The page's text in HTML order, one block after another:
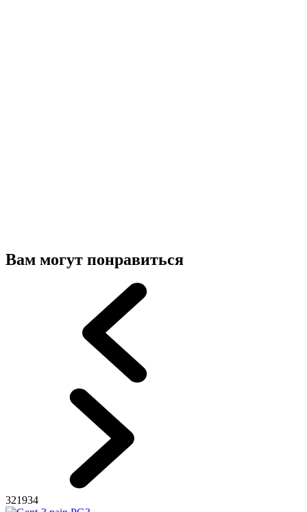
Вам могут понравиться
321934